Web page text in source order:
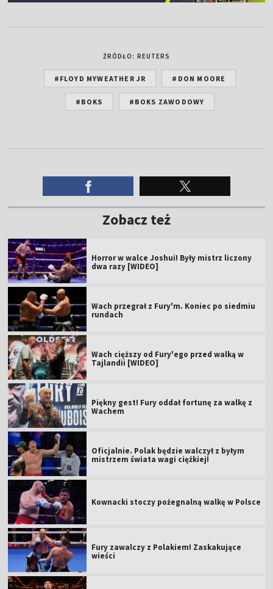
ŹRÓDŁO: REUTERS
#FLOYD MYWEATHER JR #DON MOORE
#BOKS #BOKS ZAWODOWY
Zobacz też
Horror w walce Joshui! Były mistrz liczony
dwa razy [WIDEO]
Wach przegrał z Fury'm. Koniec po siedmiu
rundach
Wach cięższy od Fury'ego przed walką w
Tajlandii [WIDEO]
Piękny gest! Fury oddał fortunę za walkę z
Wachem
Oficjalnie. Polak będzie walczył z byłym
mistrzem świata wagi ciężkiej!
Kownacki stoczy pożegnalną walkę w Polsce
Fury zawalczy z Polakiem! Zaskakujące
wieści